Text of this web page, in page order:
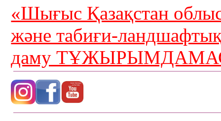
«Шығыс Қазақстан
және табиғи-
даму